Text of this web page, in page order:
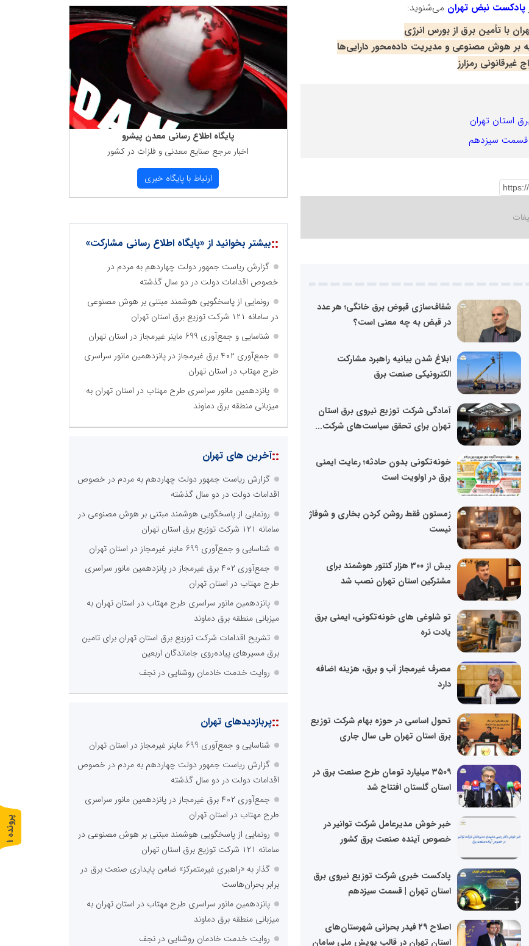
پادکست نبض تهران می‌شنوید:
بر هوش مصنوعی و مدیریت داده‌محور دارایی‌ها
استان تهران
قسمت سیزدهم
شفاف‌سازی قبوض برق خانگی؛ هر عدد
در قبض به چه معنی است؟
ابلاغ شدن بیانیه راهبرد مشارکت
الکترونیکی صنعت برق
آمادگی شرکت توزیع نیروی برق استان
تهران برای تحقق سیاست‌های شرکت...
خونه‌تکونی بدون حادثه؛ رعایت ایمنی
برق در اولویت است
زمستون فقط روشن کردن بخاری و شوفاژ
نیست
بیش از 300 هزار کنتور هوشمند برای
مشترکین استان تهران نصب شد
تو شلوغی های خونه‌تکونی، ایمنی برق
یادت نره
مصرف غیرمجاز آب و برق، هزینه اضافه
دارد
تحول اساسی در حوزه بهام شرکت توزیع
برق استان تهران طی سال جاری
۳۵۰۹ میلیارد تومان طرح صنعت برق در
استان گلستان افتتاح شد
خبر خوش مدیرعامل شرکت توانیر در
خصوص آینده صنعت برق کشور
پادکست خبری شرکت توزیع نیروی برق
استان تهران | قسمت سیزدهم
اصلاح ۲۹ فیدر بحرانی شهرستان‌های
استان تهران در قالب پویش ملی سامان
پایگاه اطلاع رسانی معدن پیشرو
اخبار مرجع صنایع معدنی و فلزات در كشور
ارتباط با پایگاه خبری
::بیشتر بخوانید از «پایگاه اطلاع رسانی مشارکت»
گزارش ریاست جمهور دولت چهاردهم به مردم در
خصوص اقدامات دولت در دو سال گذشته
رونمایی از پاسخگویی هوشمند مبتنی بر هوش مصنوعی
در سامانه ۱۲۱ شرکت توزیع برق استان تهران
شناسایی و جمع‌آوری 699 ماینر غیرمجاز در استان تهران
جمع‌آوری ۴۰۲ برق غیرمجاز در پانزدهمین مانور سراسری
طرح مهتاب در استان تهران
پانزدهمین مانور سراسری طرح مهتاب در استان تهران به
میزبانی منطقه برق دماوند
::آخرین های تهران
گزارش ریاست جمهور دولت چهاردهم به مردم در خصوص
اقدامات دولت در دو سال گذشته
رونمایی از پاسخگویی هوشمند مبتنی بر هوش مصنوعی در
سامانه ۱۲۱ شرکت توزیع برق استان تهران
شناسایی و جمع‌آوری 699 ماینر غیرمجاز در استان تهران
جمع‌آوری ۴۰۲ برق غیرمجاز در پانزدهمین مانور سراسری
طرح مهتاب در استان تهران
پانزدهمین مانور سراسری طرح مهتاب در استان تهران به
میزبانی منطقه برق دماوند
تشریح اقدامات شرکت توزیع برق استان تهران برای تامین
برق مسیرهای پیاده‌روی جاماندگان اربعین
روایت خدمت خادمان روشنایی در نجف
::پربازدیدهای تهران
شناسایی و جمع‌آوری 699 ماینر غیرمجاز در استان تهران
گزارش ریاست جمهور دولت چهاردهم به مردم در خصوص
اقدامات دولت در دو سال گذشته
جمع‌آوری ۴۰۲ برق غیرمجاز در پانزدهمین مانور سراسری
طرح مهتاب در استان تهران
رونمایی از پاسخگویی هوشمند مبتنی بر هوش مصنوعی در
سامانه ۱۲۱ شرکت توزیع برق استان تهران
گذار به «راهبریِ غیرمتمرکز» ضامن پایداری صنعت برق در
برابر بحران‌هاست
پانزدهمین مانور سراسری طرح مهتاب در استان تهران به
میزبانی منطقه برق دماوند
روایت خدمت خادمان روشنایی در نجف
پ
ر
و
ن
د
ه
1